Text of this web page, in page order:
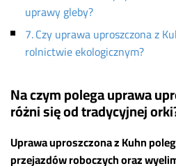
uprawy gleby?
Czy uprawa uproszczona z
rolnictwie ekologicznym?
Na czym polega uprawa
różni się od tradycyjnej
Uprawa uproszczona z Kuhn
przejazdów roboczych oraz